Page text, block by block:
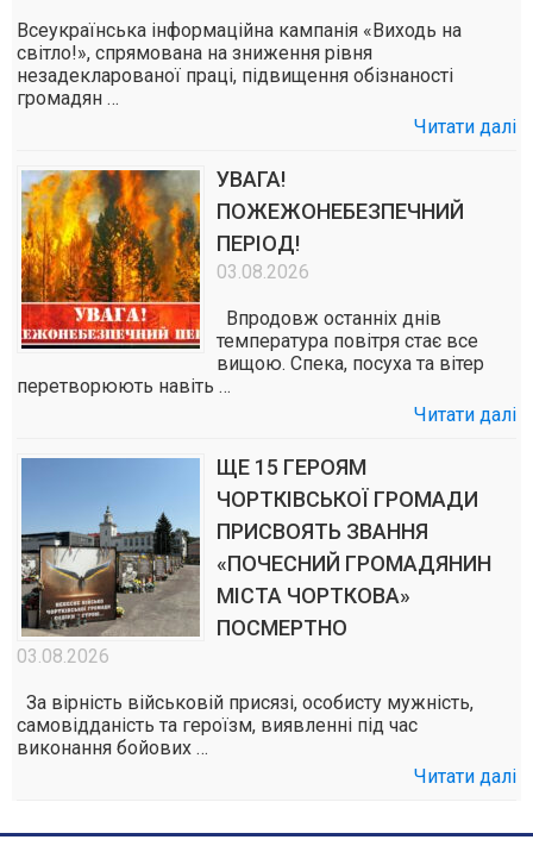
Всеукраїнська інформаційна кампанія «Виходь на
світло!», спрямована на зниження рівня
незадекларованої праці, підвищення обізнаності
громадян …
Читати далі
УВАГА!
ПОЖЕЖОНЕБЕЗПЕЧНИЙ
ПЕРІОД!
03.08.2026
Впродовж останніх днів
температура повітря стає все
вищою. Спека, посуха та вітер
перетворюють навіть …
Читати далі
ЩЕ 15 ГЕРОЯМ
ЧОРТКІВСЬКОЇ ГРОМАДИ
ПРИСВОЯТЬ ЗВАННЯ
«ПОЧЕСНИЙ ГРОМАДЯНИН
МІСТА ЧОРТКОВА»
ПОСМЕРТНО
03.08.2026
За вірність військовій присязі, особисту мужність,
самовідданість та героїзм, виявленні під час
виконання бойових …
Читати далі